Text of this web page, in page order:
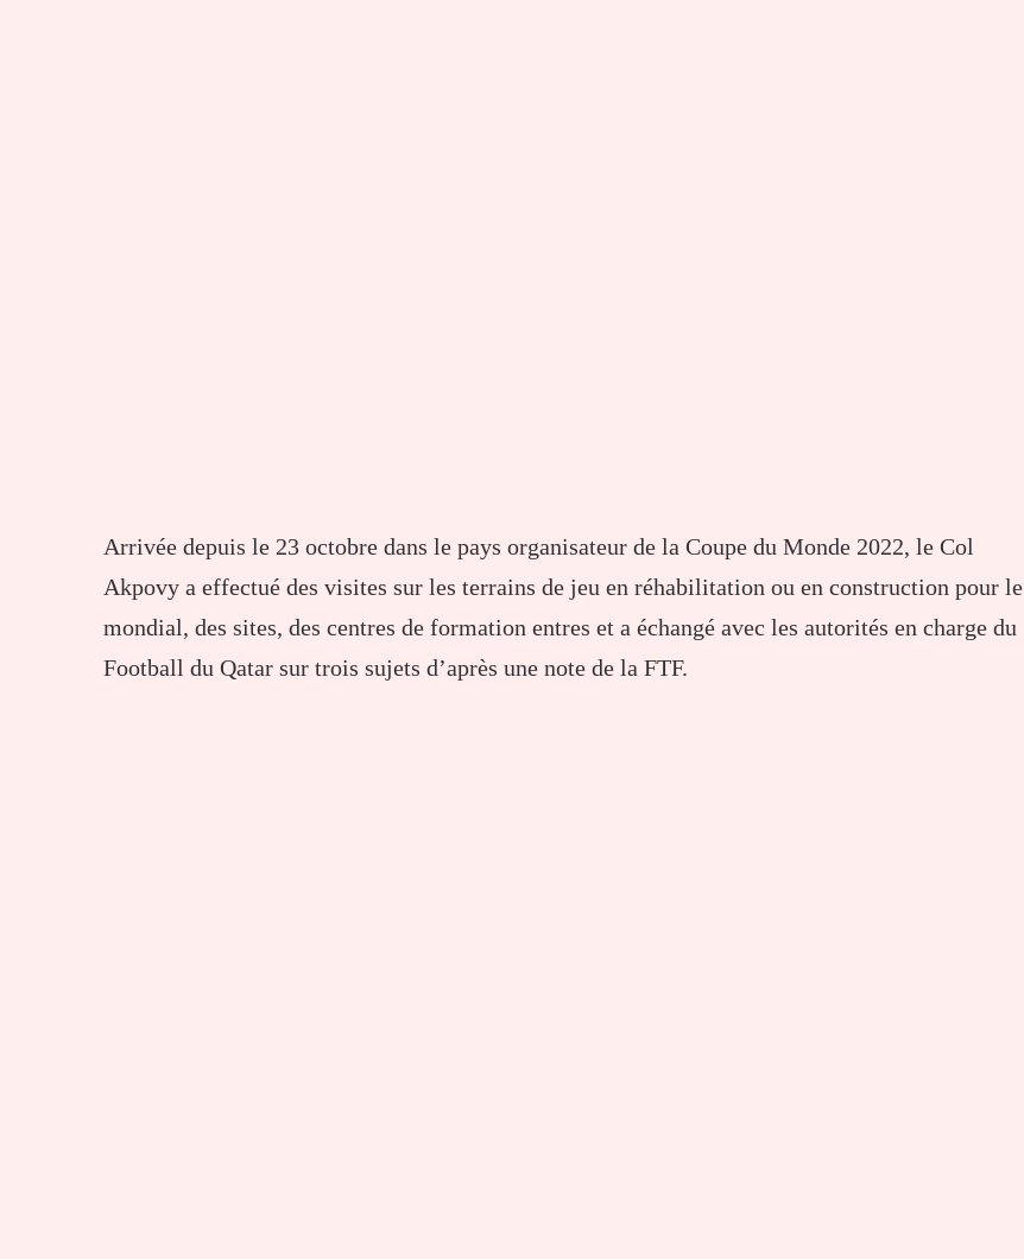
Arrivée depuis le 23 octobre dans le pays organisateur de la Coupe du Monde 2022, le Col
Akpovy a effectué des visites sur les terrains de jeu en réhabilitation ou en construction pour le
mondial, des sites, des centres de formation entres et a échangé avec les autorités en charge du
Football du Qatar sur trois sujets d’après une note de la FTF.